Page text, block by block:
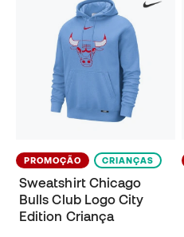
PROMOÇÃO CRIANÇAS
Sweatshirt Chicago
Bulls Club Logo City
Edition Criança